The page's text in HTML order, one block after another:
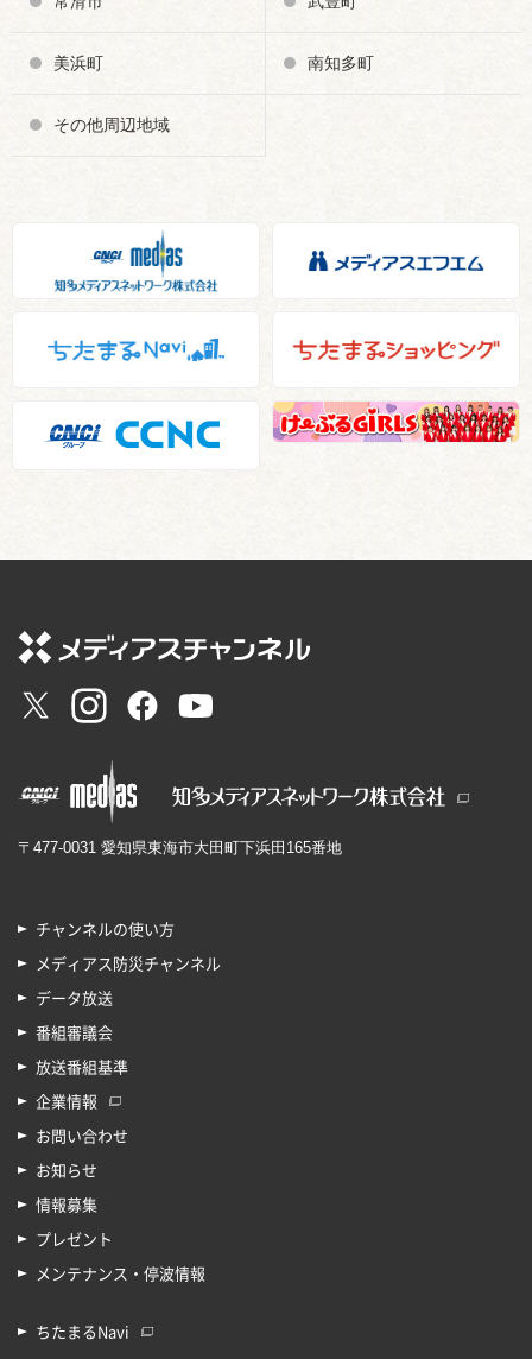
美浜町 南知多町
その他周辺地域
〒477-0031 愛知県東海市大田町下浜田165番地
チャンネルの使い方
メディアス防災チャンネル
データ放送
番組審議会
放送番組基準
企業情報
お問い合わせ
お知らせ
情報募集
プレゼント
メンテナンス・停波情報
ちたまるNavi